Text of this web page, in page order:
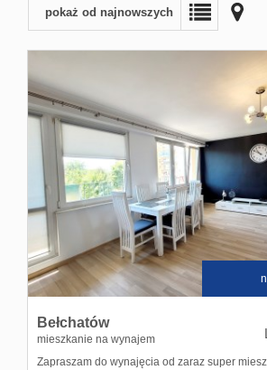
pokaż od najnowszych
Bełchatów
mieszkanie na wynajem
Zapraszam do wynajęcia od zaraz super